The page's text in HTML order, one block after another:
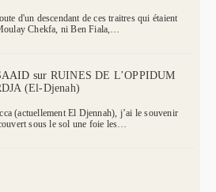
d'un descendant de ces traitres qui étaient
Chekfa, ni Ben Fiala,…
sur RUINES DE L’OPPIDUM
(El-Djenah)
(actuellement El Djennah), j’ai le souvenir
sous le sol une foie les…